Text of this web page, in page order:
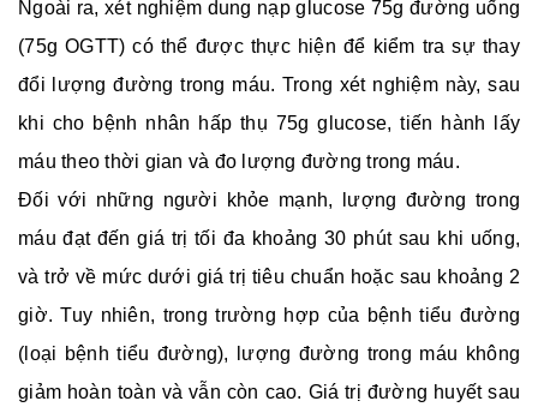
Ngoài ra, xét nghiệm dung nạp glucose 75g đường uống
(75g OGTT) có thể được thực hiện để kiểm tra sự thay
đổi lượng đường trong máu. Trong xét nghiệm này, sau
khi cho bệnh nhân hấp thụ 75g glucose, tiến hành lấy
máu theo thời gian và đo lượng đường trong máu.
Đối với những người khỏe mạnh, lượng đường trong
máu đạt đến giá trị tối đa khoảng 30 phút sau khi uống,
và trở về mức dưới giá trị tiêu chuẩn hoặc sau khoảng 2
giờ. Tuy nhiên, trong trường hợp của bệnh tiểu đường
(loại bệnh tiểu đường), lượng đường trong máu không
giảm hoàn toàn và vẫn còn cao. Giá trị đường huyết sau